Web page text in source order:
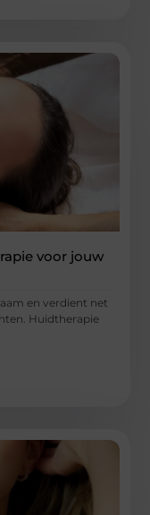
voor jouw
en verdient net
Huidtherapie